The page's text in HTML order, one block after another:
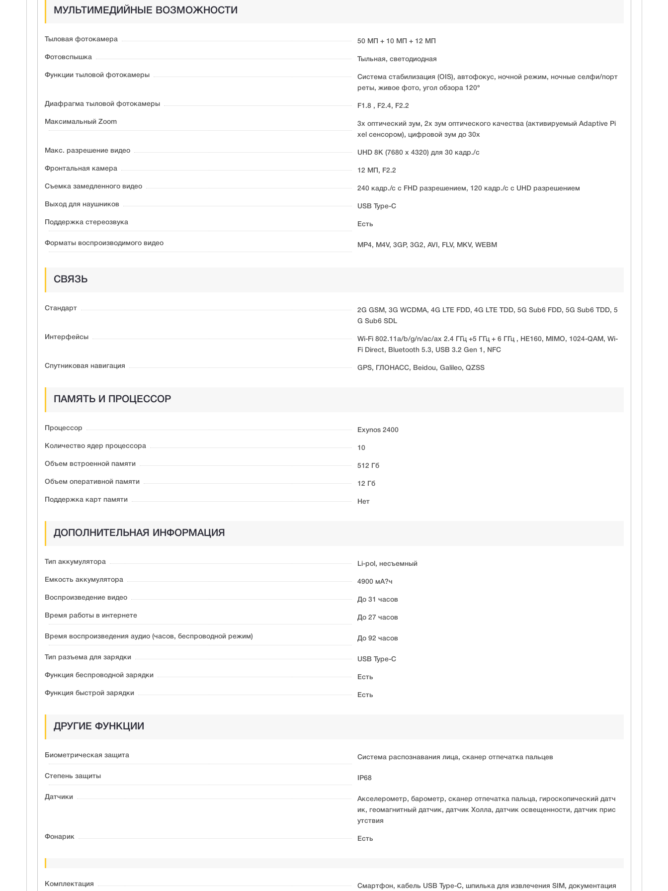
МУЛЬТИМЕДИЙНЫЕ ВОЗМОЖНОСТИ
Тыловая фотокамера 50 МП + 10 МП + 12 МП
Фотовспышка Тыльная, светодиодная
Функции тыловой фотокамеры
Система стабилизация (OIS), автофокус, ночной режим, ночные селфи/порт
реты, живое фото, угол обзора 120°
Диафрагма тыловой фотокамеры F1.8 , F2.4, F2.2
Максимальный Zoom
3х оптический зум, 2х зум оптического качества (активируемый Adaptive Pi
xel сенсором), цифровой зум до 30х
Макс. разрешение видео UHD 8K (7680 x 4320) для 30 кадр./c
Фронтальная камера 12 МП, F2.2
Съемка замедленного видео 240 кадр./с с FHD разрешением, 120 кадр./с с UHD разрешением
Выход для наушников USB Type-C
Поддержка стeреозвука Есть
Форматы воспроизводимого видео MP4, M4V, 3GP, 3G2, AVI, FLV, MKV, WEBM
СВЯЗЬ
Стандарт
2G GSM, 3G WCDMA, 4G LTE FDD, 4G LTE TDD, 5G Sub6 FDD, 5G Sub6 TDD, 5
G Sub6 SDL
Интерфейсы
Wi-Fi 802.11a/b/g/n/ac/ax 2.4 ГГц +5 ГГц + 6 ГГц , HE160, MIMO, 1024-QAM, Wi-
Fi Direct, Bluetooth 5.3, USB 3.2 Gen 1, NFC
Спутниковая навигация GPS, ГЛОНАСС, Beidou, Galileo, QZSS
ПАМЯТЬ И ПРОЦЕССОР
Процессор Exynos 2400
Количество ядер процессора 10
Объем встроенной памяти 512 Гб
Объем оперативной памяти 12 Гб
Поддержка карт памяти Нет
ДОПОЛНИТЕЛЬНАЯ ИНФОРМАЦИЯ
Тип аккумулятора Li-pol, несъемный
Емкость аккумулятора 4900 мА?ч
Воспроизведение видео До 31 часов
Время работы в интернете До 27 часов
Время воспроизведения аудио (часов, беспроводной режим) До 92 часов
Тип разъема для зарядки USB Type-C
Функция беспроводной зарядки Есть
Функция быстрой зарядки Есть
ДРУГИЕ ФУНКЦИИ
Биометрическая защита Система распознавания лица, сканер отпечатка пальцев
Степень защиты IP68
Датчики
Акселерометр, барометр, сканер отпечатка пальца, гироскопический датч
ик, геомагнитный датчик, датчик Холла, датчик освещенности, датчик прис
утствия
Фонарик Есть
Комплектация Смартфон, кабель USB Type-C, шпилька для извлечения SIM, документация